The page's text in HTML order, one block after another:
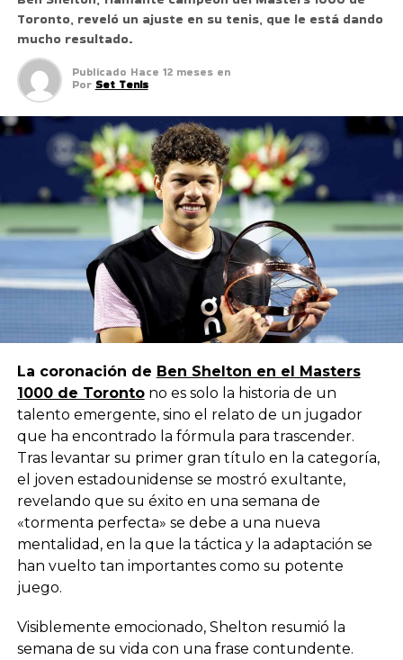
Toronto, reveló un ajuste en su tenis, que le está dando
mucho resultado.
Publicado Hace 12 meses en
Por Set Tenis
La coronación de Ben Shelton en el Masters
1000 de Torontono es solo la historia de un
talento emergente, sino el relato de un jugador
que ha encontrado la fórmula para trascender.
Tras levantar su primer gran título en la categoría,
el joven estadounidense se mostró exultante,
revelando que su éxito en una semana de
«tormenta perfecta» se debe a una nueva
mentalidad, en la que la táctica y la adaptación se
han vuelto tan importantes como su potente
juego.
Visiblemente emocionado, Shelton resumió la
semana de su vida con una frase contundente.